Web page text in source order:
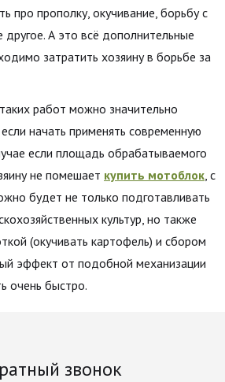
про прополку, окучивание, борьбу с
А это всё дополнительные
затратить хозяину в борьбе за
работ можно значительно
начать применять современную
если площадь обрабатываемого
не помешает купить мотоблок, с
будет не только подготавливать
культур, но также
(окучивать картофель) и сбором
эффект от подобной механизации
очень быстро.
звонок